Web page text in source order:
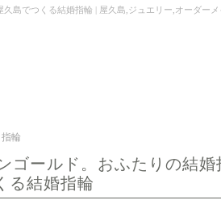
島でつくる結婚指輪 | 屋久島,ジュエリー,オーダー
指輪
ゴールド。おふたりの結婚
る結婚指輪